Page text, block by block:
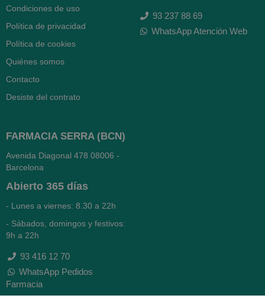
Condiciones de uso
Política de privacidad
Política de cookies
Quiénes somos
Contacto
Desiste del contrato
93 237 88 69
WhatsApp Atención Web
FARMACIA SERRA (BCN)
Avenida Diagonal 478 08006 -
Barcelona
Abierto 365 días
- Lunes a viernes: 8.30 a 22h
- Sábados, domingos y festivos:
9h a 22h
93 416 12 70
WhatsApp Pedidos
Farmacia